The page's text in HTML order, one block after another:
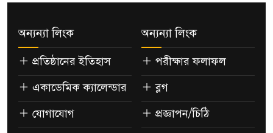
অন্যন্যা লিংক
প্রতিষ্ঠানের ইতিহাস
একাডেমিক ক্যালেন্ডার
যোগাযোগ
অন্যন্যা লিংক
পরীক্ষার ফলাফল
ব্লগ
প্রজ্ঞাপন/চিঠি